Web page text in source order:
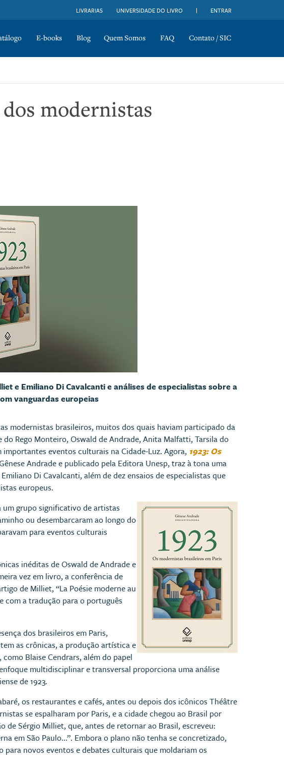
LIVRARIAS UNIVERSIDADE DO LIVRO ENTRAR
E-books Blog Quem Somos FAQ Contato / SIC
modernistas
e Emiliano Di Cavalcanti e análises de especialistas sobre a
vanguardas europeias
modernistas brasileiros, muitos dos quais haviam participado da
Rego Monteiro, Oswald de Andrade, Anita Malfatti, Tarsila do
eventos culturais na Cidade-Luz. Agora, 1923: Os
Andrade e publicado pela Editora Unesp, traz à tona uma
Di Cavalcanti, além de dez ensaios de especialistas que
europeus.
um grupo significativo de artistas
ou desembarcaram ao longo do
para eventos culturais
inéditas de Oswald de Andrade e
vez em livro, a conferência de
de Milliet, “La Poésie moderne au
com a tradução para o português
dos brasileiros em Paris,
as crônicas, a produção artística e
Blaise Cendrars, além do papel
multidisciplinar e transversal proporciona uma análise
de 1923.
os restaurantes e cafés, antes ou depois dos icônicos Théâtre
se espalharam por Paris, e a cidade chegou ao Brasil por
de Sérgio Milliet, que, antes de retornar ao Brasil, escreveu:
em São Paulo...”. Embora o plano não tenha se concretizado,
para novos eventos e debates culturais que moldariam os